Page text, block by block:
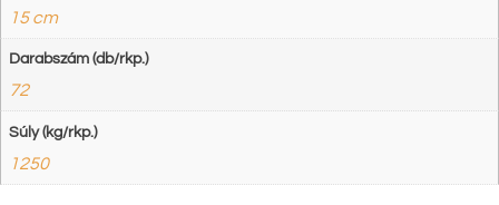
15 cm
Darabszám (db/rkp.)
72
Súly (kg/rkp.)
1250